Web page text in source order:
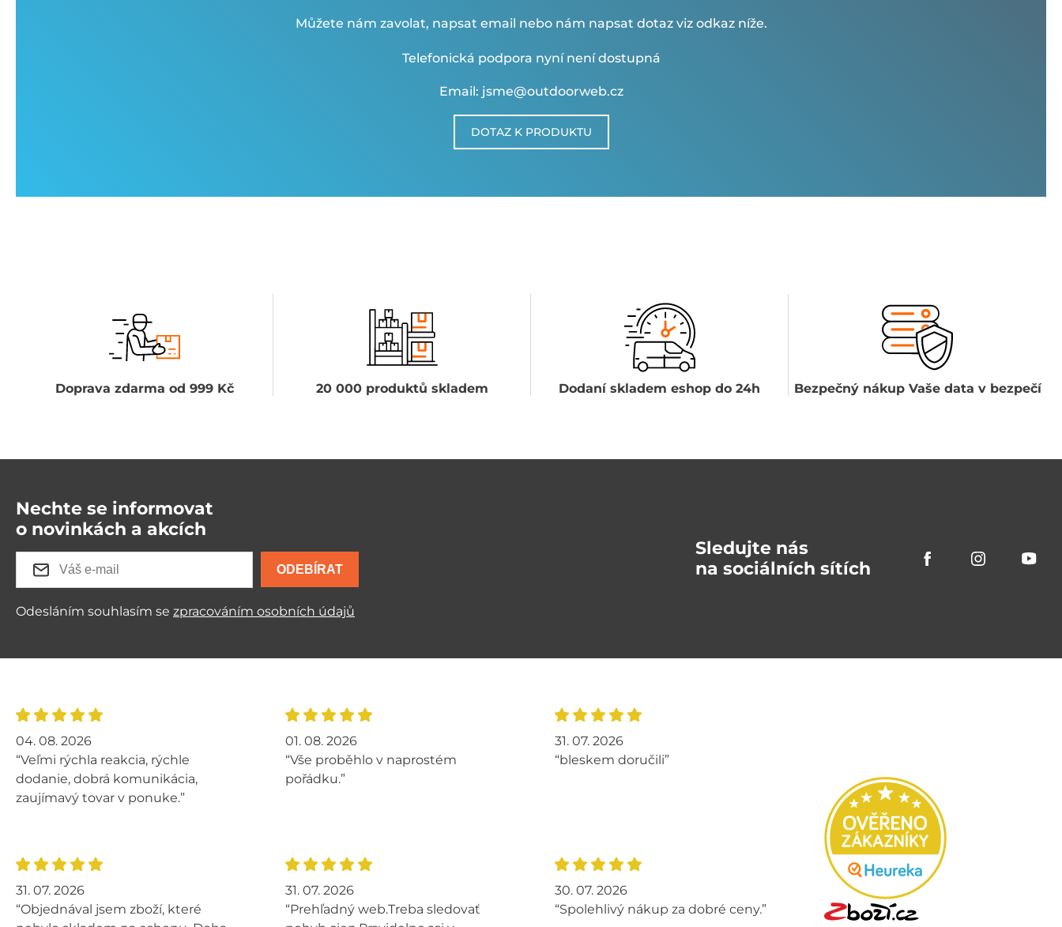
Můžete nám zavolat, napsat email nebo nám napsat dotaz viz odkaz níže.
Telefonická podpora nyní není dostupná
Email: jsme@outdoorweb.cz
DOTAZ K PRODUKTU
Doprava zdarma od 999 Kč 20 000 produktů skladem Dodaní skladem eshop do 24h Bezpečný nákup Vaše data v bezpečí
Nechte se informovat
o novinkách a akcích
ODEBÍRAT
Odesláním souhlasím se zpracováním osobních údajů
Sledujte nás
na sociálních sítích
04. 08. 2026
“Veľmi rýchla reakcia, rýchle
dodanie, dobrá komunikácia,
zaujímavý tovar v ponuke.”
01. 08. 2026
“Vše proběhlo v naprostém
pořádku.”
31. 07. 2026
“bleskem doručili”
31. 07. 2026
“Objednával jsem zboží, které
31. 07. 2026
“Prehľadný web.Treba sledovať
30. 07. 2026
“Spolehlivý nákup za dobré ceny.”